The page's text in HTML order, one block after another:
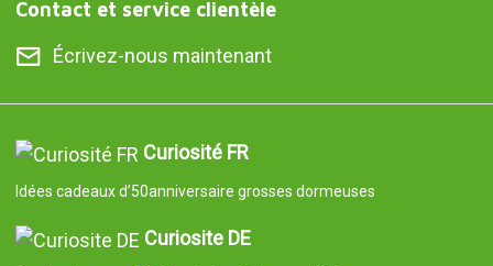
Contact et service clientèle
Écrivez-nous maintenant
Curiosité FR
Idées cadeaux d’50anniversaire grosses dormeuses
Curiosite DE